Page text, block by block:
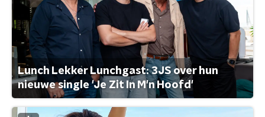
Lunch Lekker Lunchgast: 3JS over hun
nieuwe single 'Je Zit In M'n Hoofd'